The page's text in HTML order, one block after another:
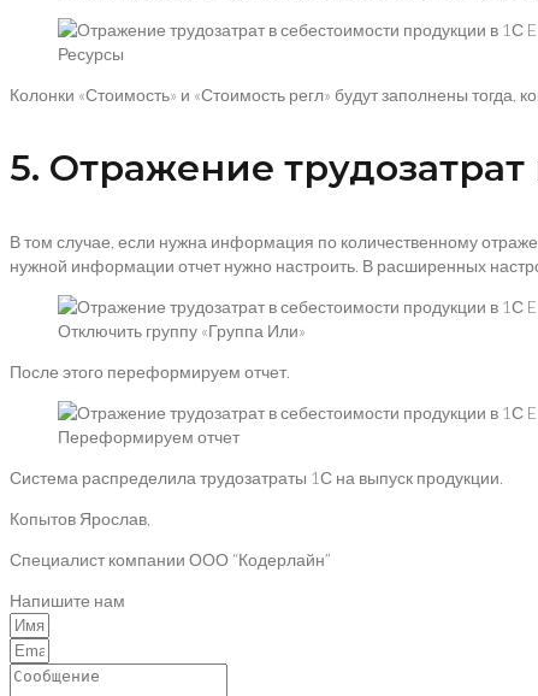
Ресурсы
Колонки «Стоимость» и «Стоимость регл» будут заполнены тогда,
5. Отражение трудозатрат
В том случае, если нужна информация по количественному
нужной информации отчет нужно настроить. В расширенных
Отключить группу «Группа Или»
После этого переформируем отчет.
Переформируем отчет
Система распределила трудозатраты 1С на выпуск продукции.
Копытов Ярослав,
Специалист компании ООО “Кодерлайн”
Напишите нам